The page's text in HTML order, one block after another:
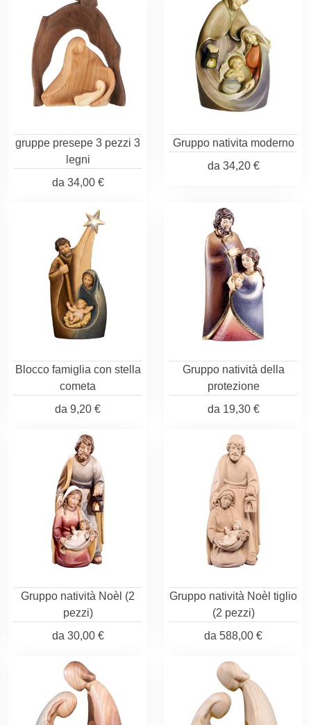
gruppe presepe 3 pezzi 3
legni
da 34,00 €
Gruppo nativita moderno
da 34,20 €
Blocco famiglia con stella
cometa
da 9,20 €
Gruppo natività della
protezione
da 19,30 €
Gruppo natività Noèl (2
pezzi)
da 30,00 €
Gruppo natività Noèl tiglio
(2 pezzi)
da 588,00 €